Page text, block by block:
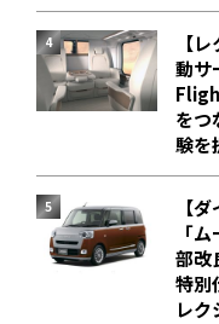
【
動サ
をつ
験を
【
「
部改
特別
レ